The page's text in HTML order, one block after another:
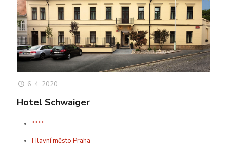
6. 4. 2020
Hotel Schwaiger
****
Hlavní město Praha